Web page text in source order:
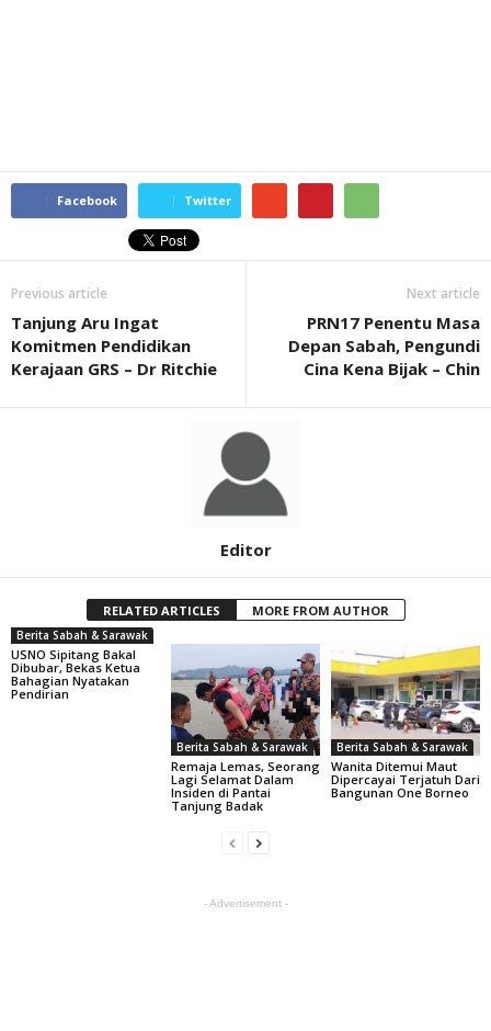
Facebook Twitter
Previous article
Tanjung Aru Ingat
Komitmen Pendidikan
Kerajaan GRS – Dr Ritchie
Next article
PRN17 Penentu Masa
Depan Sabah, Pengundi
Cina Kena Bijak – Chin
Editor
RELATED ARTICLES MORE FROM AUTHOR
Berita Sabah & Sarawak
USNO Sipitang Bakal
Dibubar, Bekas Ketua
Bahagian Nyatakan
Pendirian
Berita Sabah & Sarawak
Remaja Lemas, Seorang
Lagi Selamat Dalam
Insiden di Pantai
Tanjung Badak
Berita Sabah & Sarawak
Wanita Ditemui Maut
Dipercayai Terjatuh Dari
Bangunan One Borneo
- Advertisement -